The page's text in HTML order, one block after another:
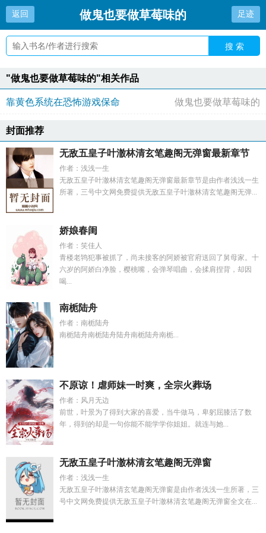
返回 做鬼也要做草莓味的 足迹
搜 索
"做鬼也要做草莓味的"相关作品
靠黄色系统在恐怖游戏保命 做鬼也要做草莓味的
封面推荐
无敌五皇子叶澈林清玄笔趣阁无弹窗最新章节
作者：浅浅一生
无敌五皇子叶澈林清玄笔趣阁无弹窗最新章节是由作者浅浅一生
所著，三号中文网免费提供无敌五皇子叶澈林清玄笔趣阁无弹...
娇娘春闺
作者：笑佳人
青楼老鸨犯事被抓了，尚未接客的阿娇被官府送回了舅母家。十
六岁的阿娇白净脸，樱桃嘴，会弹琴唱曲，会揉肩捏背，却因
喝...
南栀陆舟
作者：南栀陆舟
南栀陆舟南栀陆舟陆舟南栀陆舟南栀...
不原谅！虐师妹一时爽，全宗火葬场
作者：风月无边
前世，叶景为了得到大家的喜爱，当牛做马，卑躬屈膝活了数
年，得到的却是一句你能不能学学你姐姐。就连与她...
无敌五皇子叶澈林清玄笔趣阁无弹窗
作者：浅浅一生
无敌五皇子叶澈林清玄笔趣阁无弹窗是由作者浅浅一生所著，三
号中文网免费提供无敌五皇子叶澈林清玄笔趣阁无弹窗全文在...